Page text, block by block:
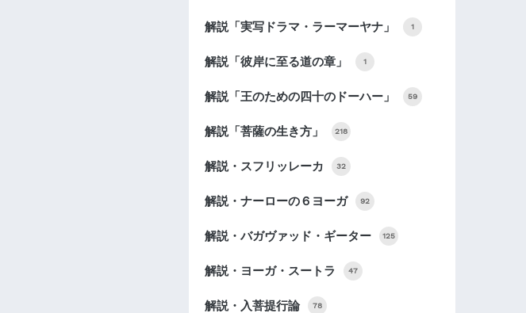
解説「実写ドラマ・ラーマーヤナ」 1
解説「彼岸に至る道の章」 1
解説「王のための四十のドーハー」 59
解説「菩薩の生き方」 218
解説・スフリッレーカ 32
解説・ナーローの６ヨーガ 92
解説・バガヴァッド・ギーター 125
解説・ヨーガ・スートラ 47
解説・入菩提行論 78